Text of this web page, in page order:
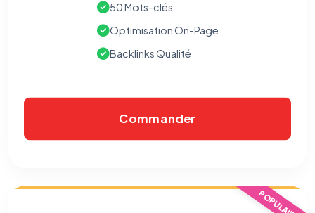
50 Mots-clés
Optimisation On-Page
Backlinks Qualité
Commander
POPULAIRE